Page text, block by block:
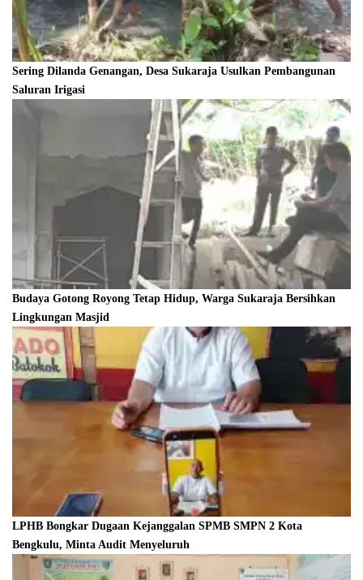
Sering Dilanda Genangan, Desa Sukaraja Usulkan Pembangunan
Saluran Irigasi
Budaya Gotong Royong Tetap Hidup, Warga Sukaraja Bersihkan
Lingkungan Masjid
LPHB Bongkar Dugaan Kejanggalan SPMB SMPN 2 Kota
Bengkulu, Minta Audit Menyeluruh